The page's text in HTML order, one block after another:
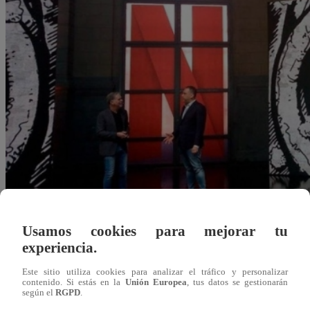
jsoto@latina.pe
12 de mayo 2023
Usamos cookies para mejorar tu
experiencia.
Este sitio utiliza cookies para analizar el tráfico y personalizar
contenido. Si estás en la Unión Europea, tus datos se gestionarán
según el RGPD.